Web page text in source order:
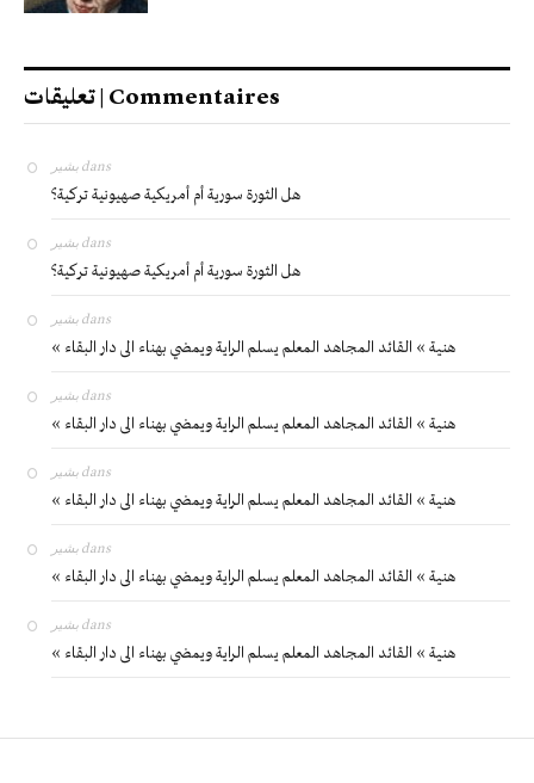
تعليقات | Commentaires
بشير dans
هل الثورة سورية أم أمريكية صهيونية تركية؟
بشير dans
هل الثورة سورية أم أمريكية صهيونية تركية؟
بشير dans
« هنية » القائد المجاهد المعلم يسلم الراية ويمضي بهناء الى دار البقاء
بشير dans
« هنية » القائد المجاهد المعلم يسلم الراية ويمضي بهناء الى دار البقاء
بشير dans
« هنية » القائد المجاهد المعلم يسلم الراية ويمضي بهناء الى دار البقاء
بشير dans
« هنية » القائد المجاهد المعلم يسلم الراية ويمضي بهناء الى دار البقاء
بشير dans
« هنية » القائد المجاهد المعلم يسلم الراية ويمضي بهناء الى دار البقاء